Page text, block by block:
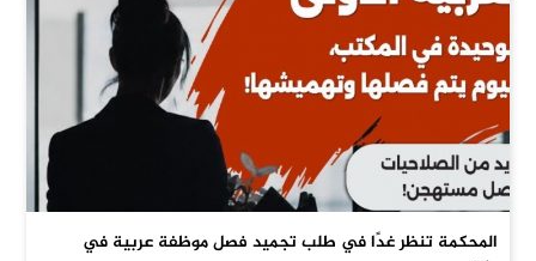
المحكمة تنظر غدًا في طلب تجميد فصل موظفة عربية في